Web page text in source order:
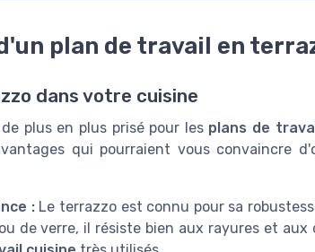
plan de travail en
dans votre cuisine
plus en plus prisé pour les plans de
qui pourraient vous convaincre
:Le terrazzo est connu pour sa
de verre, il résiste bien aux rayures et